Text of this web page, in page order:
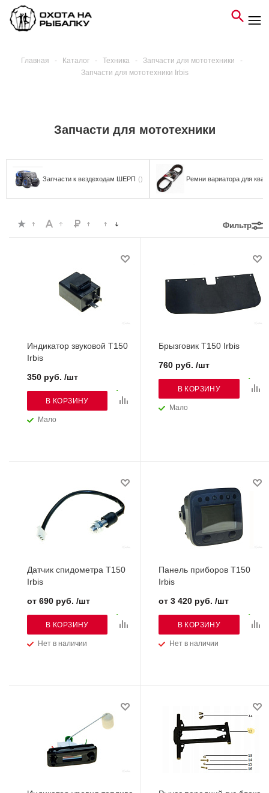
Главная - Каталог - Техника - Запчасти для мототехники
-
Запчасти для мототехники Irbis
Запчасти для мототехники
Запчасти к вездеходам ШЕРП () Ремни вариатора для
Фильтр
Индикатор звуковой Т150
Irbis
Мало
350 руб. /шт
В КОРЗИНУ
Брызговик Т150 Irbis
Мало
760 руб. /шт
В КОРЗИНУ
Датчик спидометра Т150
Irbis
Нет в наличии
от 690 руб. /шт
В КОРЗИНУ
Панель приборов Т150
Irbis
Нет в наличии
от 3 420 руб. /шт
В КОРЗИНУ